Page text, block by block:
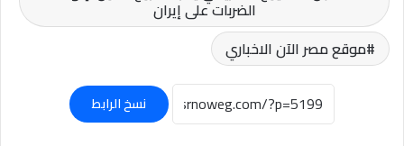
الضربات على إيران
موقع مصر الآن الاخباري
نسخ الرابط